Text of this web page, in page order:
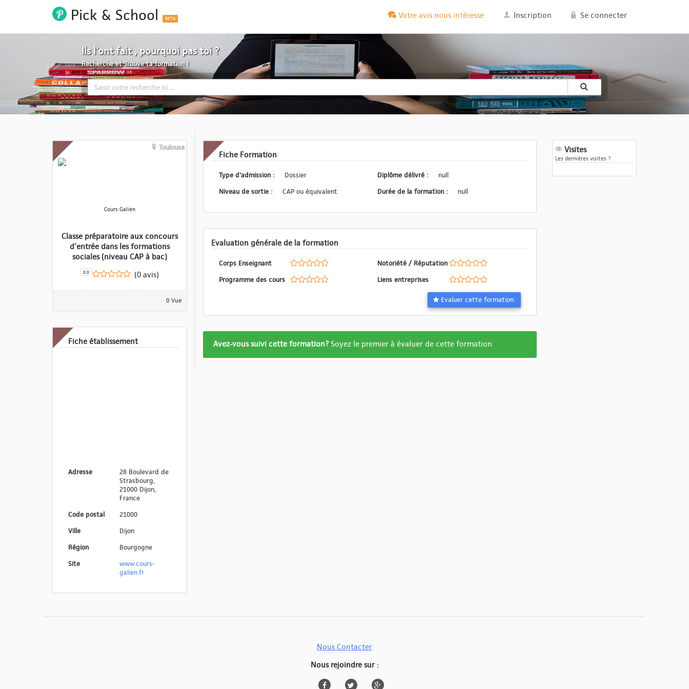
Pick & School BETA Votre avis nous intéresse Inscription Se connecter
Ils l'ont fait , pourquoi pas toi ?
Recherche et Trouve ta formation !
Toulouse
Cours Galien
Classe préparatoire aux concours
d'entrée dans les formations
sociales (niveau CAP à bac)
0.0 (0 avis)
0 Vue
Fiche établissement
Adresse
28 Boulevard de
Strasbourg,
21000 Dijon,
France
Code postal
21000
Ville
Dijon
Région
Bourgogne
Site
www.cours-
galien.fr
Fiche Formation
Type d'admission :
Dossier
Niveau de sortie :
CAP ou équivalent
Diplôme délivré :
null
Durée de la formation :
null
Evaluation générale de la formation
Corps Enseignant
Programme des cours
Notoriété / Réputation
Liens entreprises
Evaluer cette formation.
Formation
Avez-vous suivi cette formation?Soyez le premier à évaluer de cette formation
Visites
Les dernières visites ?
Nous Contacter
Nous rejoindre sur :